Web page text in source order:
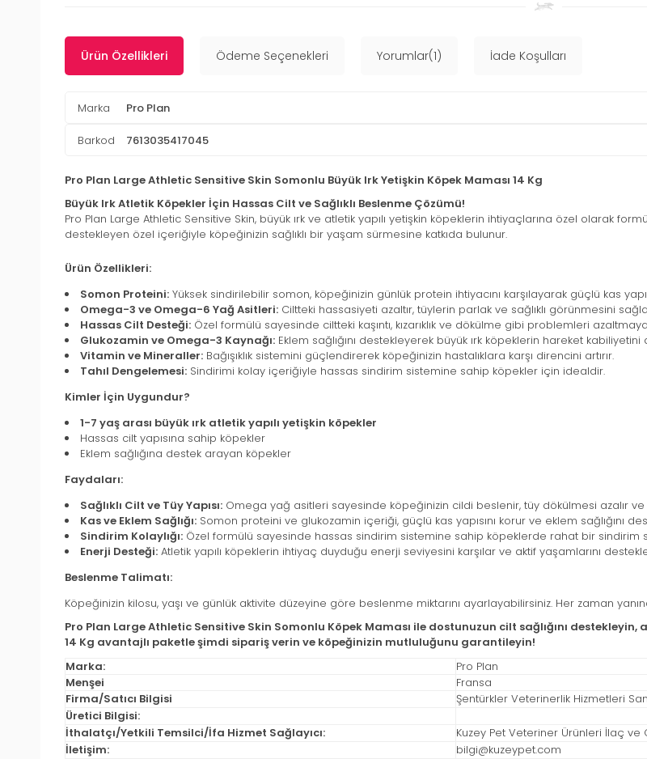
Ürün Özellikleri Ödeme Seçenekleri Yorumlar(1) İade Koşulları
Marka Pro Plan
Barkod 7613035417045
Pro Plan Large Athletic Sensitive Skin Somonlu Büyük Irk Yetişkin Köpek Maması 14 Kg
Büyük Irk Atletik Köpekler İçin Hassas Cilt ve Sağlıklı Beslenme Çözümü!
Pro Plan Large Athletic Sensitive Skin, büyük ırk ve atletik yapılı yetişkin köpeklerin ihtiyaçlarına özel olarak
destekleyen özel içeriğiyle köpeğinizin sağlıklı bir yaşam sürmesine katkıda bulunur.
Ürün Özellikleri:
Somon Proteini: Yüksek sindirilebilir somon, köpeğinizin günlük protein ihtiyacını karşılayarak güçlü kas
Omega-3 ve Omega-6 Yağ Asitleri: Ciltteki hassasiyeti azaltır, tüylerin parlak ve sağlıklı görünmesini
Hassas Cilt Desteği: Özel formülü sayesinde ciltteki kaşıntı, kızarıklık ve dökülme gibi problemleri
Glukozamin ve Omega-3 Kaynağı: Eklem sağlığını destekleyerek büyük ırk köpeklerin hareket kabiliyetini
Vitamin ve Mineraller: Bağışıklık sistemini güçlendirerek köpeğinizin hastalıklara karşı direncini artırır.
Tahıl Dengelemesi: Sindirimi kolay içeriğiyle hassas sindirim sistemine sahip köpekler için idealdir.
Kimler İçin Uygundur?
1-7 yaş arası büyük ırk atletik yapılı yetişkin köpekler
Hassas cilt yapısına sahip köpekler
Eklem sağlığına destek arayan köpekler
Faydaları:
Sağlıklı Cilt ve Tüy Yapısı: Omega yağ asitleri sayesinde köpeğinizin cildi beslenir, tüy dökülmesi azalır ve
Kas ve Eklem Sağlığı: Somon proteini ve glukozamin içeriği, güçlü kas yapısını korur ve eklem sağlığını
Sindirim Kolaylığı: Özel formülü sayesinde hassas sindirim sistemine sahip köpeklerde rahat bir sindirim
Enerji Desteği: Atletik yapılı köpeklerin ihtiyaç duyduğu enerji seviyesini karşılar ve aktif yaşamlarını
Beslenme Talimatı:
Köpeğinizin kilosu, yaşı ve günlük aktivite düzeyine göre beslenme miktarını ayarlayabilirsiniz. Her zaman
Pro Plan Large Athletic Sensitive Skin Somonlu Köpek Maması ile dostunuzun cilt sağlığını
14 Kg avantajlı paketle şimdi sipariş verin ve köpeğinizin mutluluğunu garantileyin!
Marka:
Pro Plan
Menşei
Fransa
Firma/Satıcı Bilgisi
Şentürkler Veterinerlik Hizmetleri
Üretici Bilgisi:
İthalatçı/Yetkili Temsilci/İfa Hizmet Sağlayıcı:
Kuzey Pet Veteriner Ürünleri İlaç ve
İletişim:
bilgi@kuzeypet.com